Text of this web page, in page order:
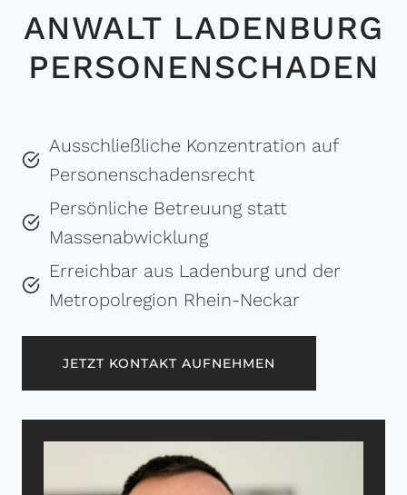
ANWALT LADENBURG
PERSONENSCHADEN
Ausschließliche Konzentration auf
Personenschadensrecht
Persönliche Betreuung statt
Massenabwicklung
Erreichbar aus Ladenburg und der
Metropolregion Rhein-Neckar
JETZT KONTAKT AUFNEHMEN